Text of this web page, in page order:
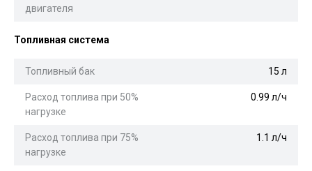
двигателя
Топливная система
Топливный бак 15 л
Расход топлива при 50%
нагрузке
0.99 л/ч
Расход топлива при 75%
нагрузке
1.1 л/ч